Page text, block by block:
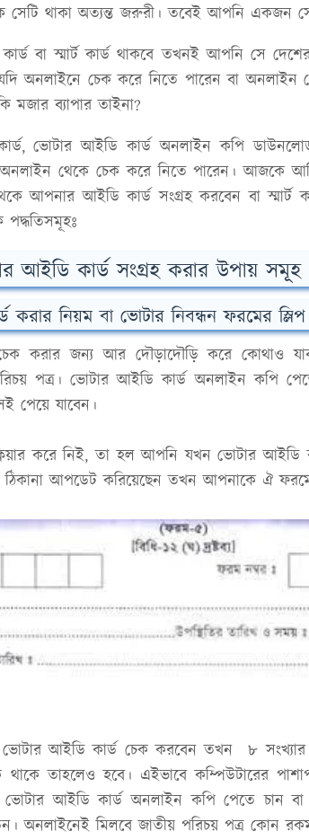
সেটি থাকা অত্যন্ত জরুরী। তবেই আপনি একজন
বা স্মার্ট কার্ড থাকবে তখনই আপনি সে
অনলাইনে চেক করে নিতে পারেন বা অনলাইন
মজার ব্যাপার তাইনা?
কার্ড, ভোটার আইডি কার্ড অনলাইন কপি
থেকে চেক করে নিতে পারেন। আজকে
আপনার আইডি কার্ড সংগ্রহ করবেন বা
আইডি কার্ড সংগ্রহ করার উপায় সমূহ
নিয়ম বা ভোটার নিবন্ধন ফরমের
করার জন্য আর দৌড়াদৌড়ি করে কোথাও
পত্র। ভোটার আইডি কার্ড অনলাইন কপি
পেয়ে যাবেন।
করে নিই, তা হল আপনি যখন ভোটার আইডি
আপডেট করিয়েছেন তখন আপনাকে ঐ
আইডি কার্ড চেক করবেন তখন ৮ সংখ্যার
থাকে তাহলেও হবে। এইভাবে কম্পিউটারের
আইডি কার্ড অনলাইন কপি পেতে চান বা
অনলাইনেই মিলবে জাতীয় পরিচয় পত্র কোন